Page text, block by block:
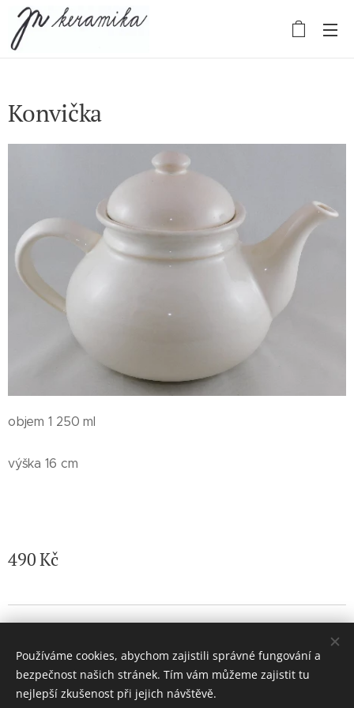
Konvička
objem 1 250 ml
výška 16 cm
490Kč
Vytvořeno službouWebnode Cookies
Používáme cookies, abychom zajistili správné fungování a
bezpečnost našich stránek. Tím vám můžeme zajistit tu
nejlepší zkušenost při jejich návštěvě.